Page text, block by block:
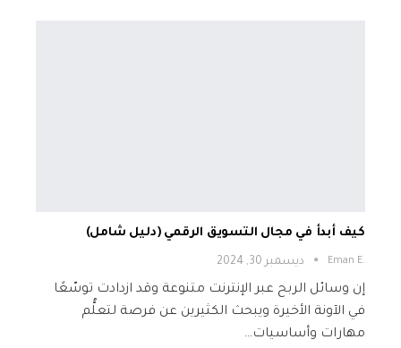
كيف أبدأ في مجال التسويق الرقمي (دليل شامل)
.Eman E ديسمبر 30, 2024
إن وسائل الربح عبر الإنترنت متنوعة وقد ازدادت توسّعًا
في الآونة الأخيرة ويبحث الكثيرين عن فرصة لتعلُّم
مهارات وأساسيات…